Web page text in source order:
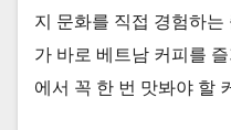
지 문화를 직접 경험하
가 바로 베트남 커피를
에서 꼭 한 번 맛봐야 할